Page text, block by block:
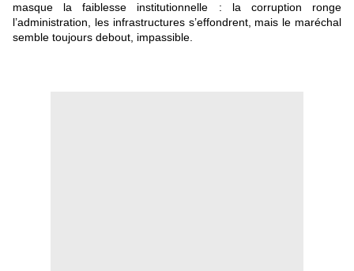
masque la faiblesse institutionnelle : la corruption ronge
l’administration, les infrastructures s’effondrent, mais le maréchal
semble toujours debout, impassible.